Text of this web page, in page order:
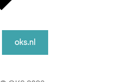
oks.nl